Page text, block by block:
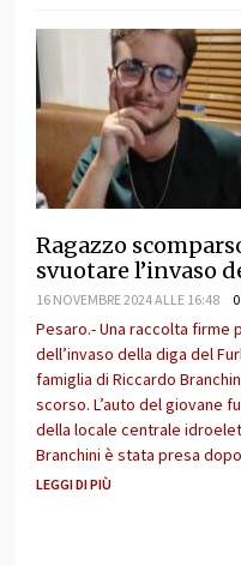
Ragazzo
svuotare l’invaso
16 NOVEMBRE 2024 ALLE 16:48
Pesaro.- Una raccolta
dell’invaso della diga del
famiglia di Riccardo
scorso. L’auto del giovane
della locale centrale
Branchini è stata presa
LEGGI DI PIÙ